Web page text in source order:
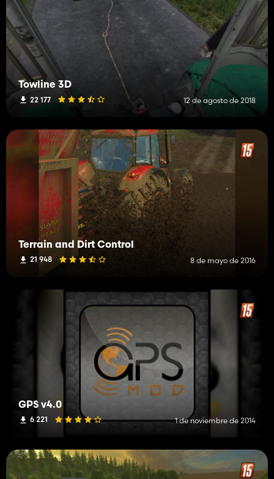
Towline 3D
22 177 12 de agosto de 2018
Terrain and Dirt Control
21 948 8 de mayo de 2016
GPS v4.0
6 221 1 de noviembre de 2014